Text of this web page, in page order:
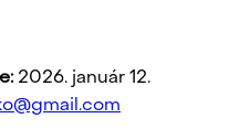
2026. január 12.